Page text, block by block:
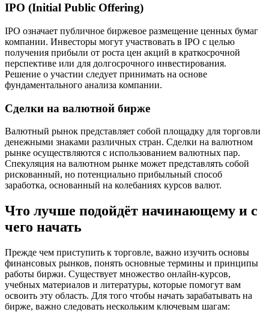
IPO (Initial Public Offering)
IPO означает публичное биржевое размещение ценных бумаг
компании. Инвесторы могут участвовать в IPO с целью
получения прибыли от роста цен акций в краткосрочной
перспективе или для долгосрочного инвестирования.
Решение о участии следует принимать на основе
фундаментального анализа компании.
Сделки на валютной бирже
Валютный рынок представляет собой площадку для торговли
денежными знаками различных стран. Сделки на валютном
рынке осуществляются с использованием валютных пар.
Спекуляция на валютном рынке может представлять собой
рискованный, но потенциально прибыльный способ
заработка, основанный на колебаниях курсов валют.
Что лучше подойдёт начинающему и с
чего начать
Прежде чем приступить к торговле, важно изучить основы
финансовых рынков, понять основные термины и принципы
работы биржи. Существует множество онлайн-курсов,
учебных материалов и литературы, которые помогут вам
освоить эту область. Для того чтобы начать зарабатывать на
бирже, важно следовать нескольким ключевым шагам: